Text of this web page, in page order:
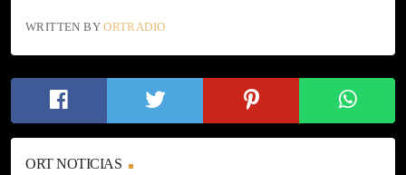
WRITTEN BYORTRADIO
ORT NOTICIAS